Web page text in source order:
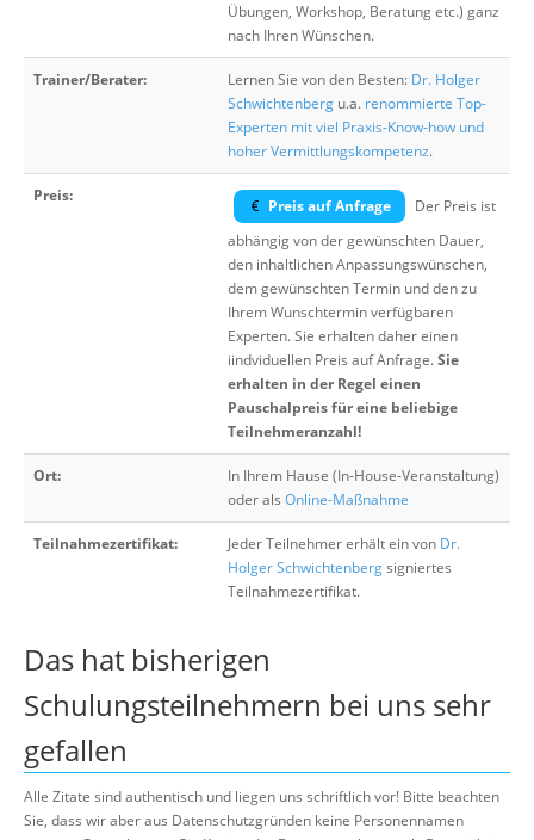
Übungen, Workshop, Beratung etc.) ganz
nach Ihren Wünschen.
Trainer/Berater: Lernen Sie von den Besten: Dr. Holger
Schwichtenberg u.a. renommierte Top-
Experten mit viel Praxis-Know-how und
hoher Vermittlungskompetenz.
Preis:
Preis auf Anfrage
Der Preis ist
abhängig von der gewünschten Dauer,
den inhaltlichen Anpassungswünschen,
dem gewünschten Termin und den zu
Ihrem Wunschtermin verfügbaren
Experten. Sie erhalten daher einen
iindviduellen Preis auf Anfrage.Sie
erhalten in der Regel einen
Pauschalpreis für eine beliebige
Teilnehmeranzahl!
Ort:
In Ihrem Hause (In-House-Veranstaltung)
oder als Online-Maßnahme
Teilnahmezertifikat: Jeder Teilnehmer erhält ein von Dr.
Holger Schwichtenbergsigniertes
Teilnahmezertifikat.
Das hat bisherigen
Schulungsteilnehmern bei uns sehr
gefallen
Alle Zitate sind authentisch und liegen uns schriftlich vor! Bitte beachten
Sie, dass wir aber aus Datenschutzgründen keine Personennamen